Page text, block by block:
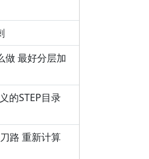
做 最好分层加
的STEP目录
路 重新计算